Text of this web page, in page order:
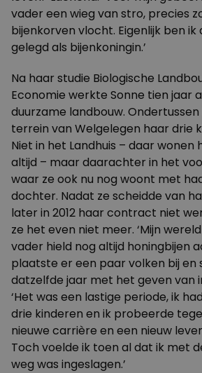
vader een wieg van stro, precies
bijenkorven vlocht. Eigenlijk ben ik
gelegd als bijenkoningin.’
Na haar studie Biologische
Economie werkte Sonne tien jaar
duurzame landbouw.
terrein van Welgelegen haar drie
Niet in het Landhuis – daar wonen
altijd – maar daarachter in het
waar ze ook nu nog woont met
dochter. Nadat ze scheidde van
later in 2012 haar contract niet
ze het even niet meer. ‘Mijn
vader hield nog altijd honingbijen
plaatste er een paar volken bij
datzelfde jaar met het geven van
‘Het was een lastige periode, ik
drie kinderen en ik probeerde
nieuwe carrière en een nieuw
Toch voelde ik toen al dat ik met
weg was ingeslagen.’